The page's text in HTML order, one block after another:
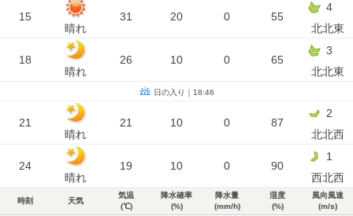
15
晴れ
31 20 0 55
4
北北東
18
晴れ
26 10 0 65
3
北北東
日の入り｜18:46
21
晴れ
21 10 0 87
2
北北西
24
晴れ
19 10 0 90
1
西北西
時刻 天気
気温
(℃)
降水確率
(%)
降水量
(mm/h)
湿度
(%)
風向風速
(m/s)